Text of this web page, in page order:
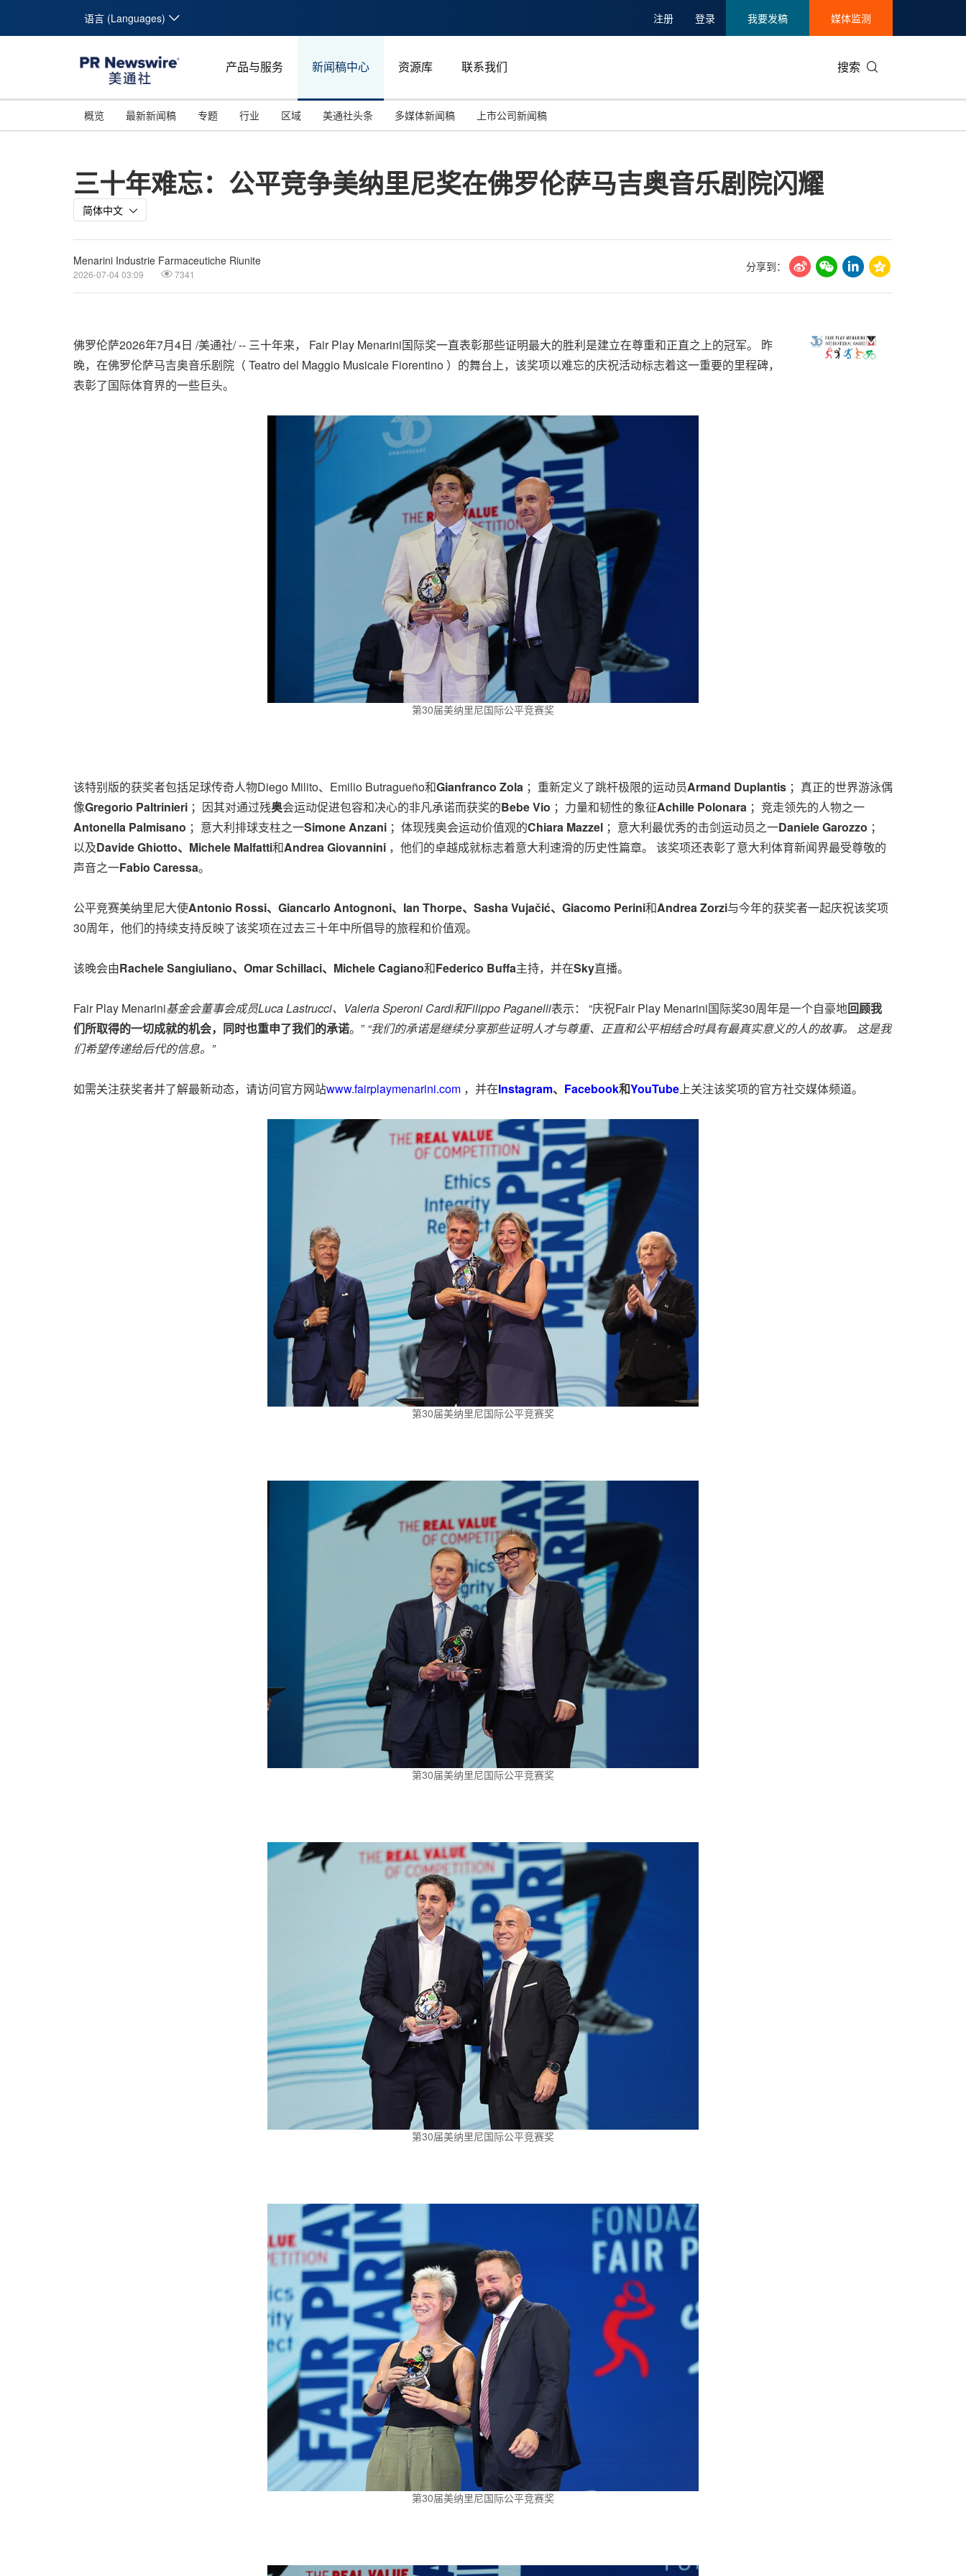
语言 (Languages) 注册 登录 我要发稿 媒体监测
产品与服务 新闻稿中心 资源库 联系我们 搜索
概览 最新新闻稿 专题
投资并购
碳中和
行业
能源化工与环保
娱乐时尚与艺术
区域
马来西亚
新加坡
美通社头条 多媒体新闻稿 上市公司新闻稿
三十年难忘：公平竞争美纳里尼奖在佛罗伦萨马吉奥音乐剧院闪耀
简体中文
Menarini Industrie Farmaceutiche Riunite
2026-07-04 03:09 7341
分享到：
佛罗伦萨2026年7月4日 /美通社/ -- 三十年来， Fair Play Menarini国际奖一直表彰那些证明最大的胜利是建立在尊重和正直之上的冠军。 昨
晚，在佛罗伦萨马吉奥音乐剧院（ Teatro del Maggio Musicale Fiorentino ）的舞台上，该奖项以难忘的庆祝活动标志着这一重要的里程碑，
表彰了国际体育界的一些巨头。
第30届美纳里尼国际公平竞赛奖
该特别版的获奖者包括足球传奇人物Diego Milito、Emilio Butragueño和Gianfranco Zola ；重新定义了跳杆极限的运动员Armand Duplantis ；真正的世界游泳偶
像Gregorio Paltrinieri ；因其对通过残奥会运动促进包容和决心的非凡承诺而获奖的Bebe Vio ；力量和韧性的象征Achille Polonara ；竞走领先的人物之一
Antonella Palmisano ；意大利排球支柱之一Simone Anzani ；体现残奥会运动价值观的Chiara Mazzel ；意大利最优秀的击剑运动员之一Daniele Garozzo ；
以及Davide Ghiotto、Michele Malfatti和Andrea Giovannini ，他们的卓越成就标志着意大利速滑的历史性篇章。 该奖项还表彰了意大利体育新闻界最受尊敬的
声音之一Fabio Caressa。
公平竞赛美纳里尼大使Antonio Rossi、Giancarlo Antognoni、Ian Thorpe、Sasha Vujačić、Giacomo Perini和Andrea Zorzi与今年的获奖者一起庆祝该奖项
30周年，他们的持续支持反映了该奖项在过去三十年中所倡导的旅程和价值观。
该晚会由Rachele Sangiuliano、Omar Schillaci、Michele Cagiano和Federico Buffa主持，并在Sky直播。
Fair Play Menarini基金会董事会成员Luca Lastrucci、Valeria Speroni Cardi和Filippo Paganelli表示： “庆祝Fair Play Menarini国际奖30周年是一个自豪地回顾我
们所取得的一切成就的机会，同时也重申了我们的承诺。” “我们的承诺是继续分享那些证明人才与尊重、正直和公平相结合时具有最真实意义的人的故事。 这是我
们希望传递给后代的信息。”
如需关注获奖者并了解最新动态，请访问官方网站www.fairplaymenarini.com ，并在Instagram、 Facebook和YouTube上关注该奖项的官方社交媒体频道。
第30届美纳里尼国际公平竞赛奖
第30届美纳里尼国际公平竞赛奖
第30届美纳里尼国际公平竞赛奖
第30届美纳里尼国际公平竞赛奖